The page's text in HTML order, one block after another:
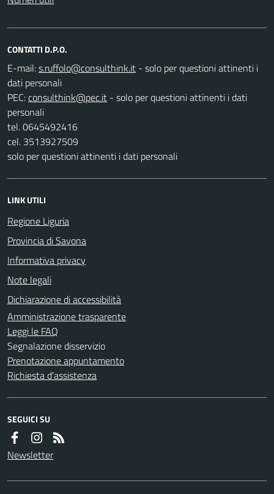
CONTATTI D.P.O.
E-mail:
- solo per questioni attinenti i
dati personali
PEC:
- solo per questioni attinenti i dati
personali
tel. 0645492416
cel. 3513927509
solo per questioni attinenti i dati personali
LINK UTILI
Regione Liguria
Provincia di Savona
Informativa privacy
Note legali
Dichiarazione di accessibilità
Amministrazione trasparente
Leggi le FAQ
Segnalazione disservizio
Prenotazione appuntamento
Richiesta d'assistenza
SEGUICI SU
Newsletter